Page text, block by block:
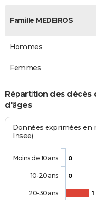
Famille MEDEIROS
Hommes
Femmes
Répartition des décès
d'âges
Données exprimées en
Insee)
0
0
1
Moins de 10 ans
10-20 ans
20-30 ans